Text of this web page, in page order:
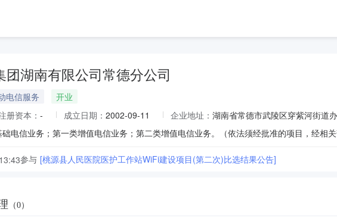
团湖南有限公司常德分公司
电信服务
开业
册资本： - 成立日期： 2002-09-11 企业地址： 湖南省常德市武陵区穿紫河街道
参与 [桃源县人民医院医护工作站WiFi建设项目(第二次)比选结果公告]
（0）